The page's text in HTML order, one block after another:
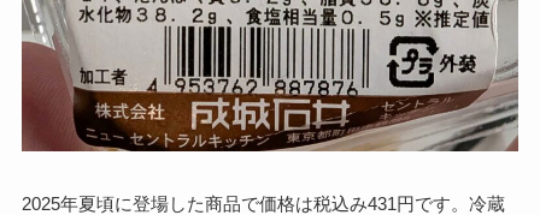
2025年夏頃に登場した商品で価格は税込み431円です。冷蔵